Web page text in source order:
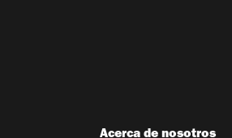
Acerca de nosotros